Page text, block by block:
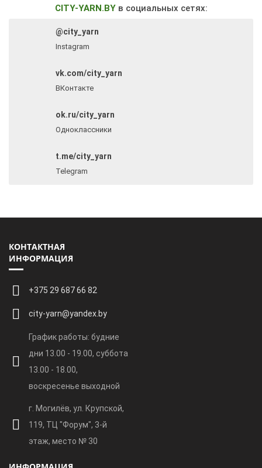
CITY-YARN.BYв социальных сетях:
@city_yarn
Instagram
vk.com/city_yarn
ВКонтакте
ok.ru/city_yarn
Одноклассники
t.me/city_yarn
Telegram
КОНТАКТНАЯ
ИНФОРМАЦИЯ
+375 29 687 66 82
city-yarn@yandex.by
График работы: будние
дни 13.00 - 19.00, суббота
13.00 - 18.00,
воскресенье выходной
г. Могилёв, ул. Крупской,
119, ТЦ "Форум", 3-й
этаж, место № 30